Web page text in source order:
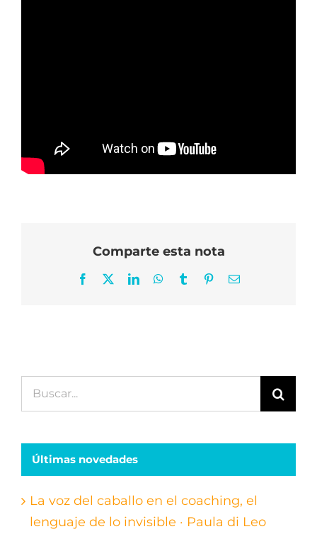
Comparte esta nota
Facebook LinkedInWhatsApp
Tumblr PinterestCorreo
Buscar:
Últimas novedades
La voz del caballo en el coaching, el
lenguaje de lo invisible · Paula di Leo